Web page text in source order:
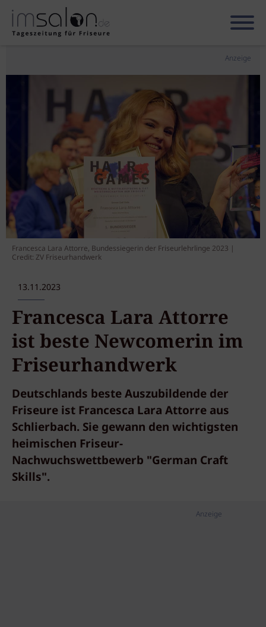
Anzeige
Francesca Lara Attorre, Bundessiegerin der Friseurlehrlinge 2023 |
Credit: ZV Friseurhandwerk
13.11.2023
Francesca Lara Attorre
ist beste Newcomerin im
Friseurhandwerk
Deutschlands beste Auszubildende der
Friseure ist Francesca Lara Attorre aus
Schlierbach. Sie gewann den wichtigsten
heimischen Friseur-
Nachwuchswettbewerb "German Craft
Skills".
Anzeige